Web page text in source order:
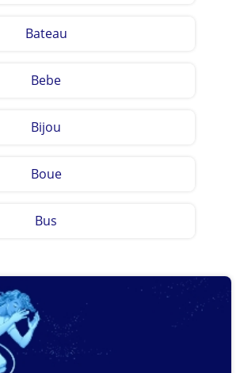
Bateau
Bebe
Bijou
Boue
Bus